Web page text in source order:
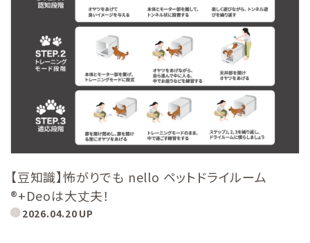
【豆知識】怖がりでも nello ペットドライルーム
®+Deoは大丈夫！
2026.04.20